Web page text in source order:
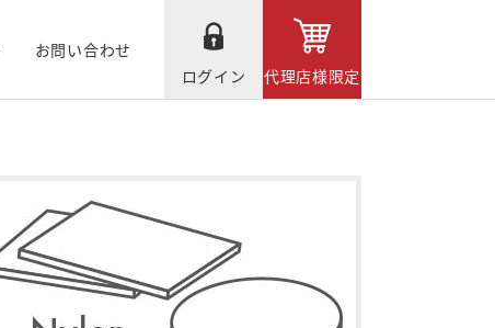
お問い合わせ
ログイン
代理店様限定